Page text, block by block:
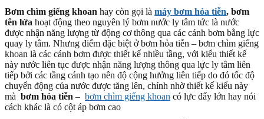
Bơm chìm giếng khoan hay còn gọi là máy bơm hỏa tiễn, bơm
tên lửa hoạt động theo nguyên lý bơm nước ly tâm tức là nước
được nhận năng lượng từ động cơ thông qua các cánh bơm bằng lực
quay ly tâm. Nhưng điểm đặc biệt ở bơm hỏa tiễn – bơm chìm giếng
khoan là các cánh bơm được thiết kế nhiều tầng, với kiểu thiết kế
này nước liên tục được nhận năng lượng thông qua lực ly tâm liên
tiếp bởi các tầng cánh tạo nên độ cộng hưởng liên tiếp do đó tốc độ
chuyển động của nước được tăng lên, chính nhờ thiết kế kiểu này
mà bơm hỏa tiễn – bơm chìm giếng khoan có lực đẩy lớn hay nói
cách khác là có cột áp bơm cao